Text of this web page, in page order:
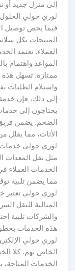
إلى منزل جديد
لوري حولي الحلول
فيما يخص توصيل
المنتجات بكل
العملاء. تعتمد
المواعد
ممتازة. تسهل هذه
واستلام الطلبات
إلى ذلك، فإن
يحتاجون إلى
الضخم. يضمن
الأثاث، مما
لوري حولي خدمات
مثل نقل المعدات
الخدمات العملاء
مما يضمن تلبية
لوري حولي
المثالية للنقل
والشركات تلبية
هذه الخدمات
لوري حولي
الخاص بهم. كلا
الخدمات